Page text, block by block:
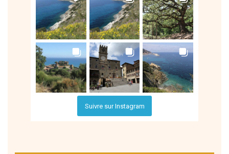
Suivre sur Instagram